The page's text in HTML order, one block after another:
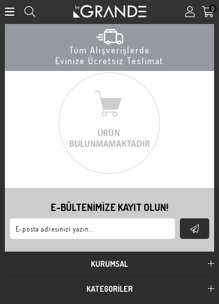
0
Tüm Alışverişlerde
Evinize Ücretsiz Teslimat
E-BÜLTENİMİZE KAYIT OLUN!
KURUMSAL
KATEGORİLER